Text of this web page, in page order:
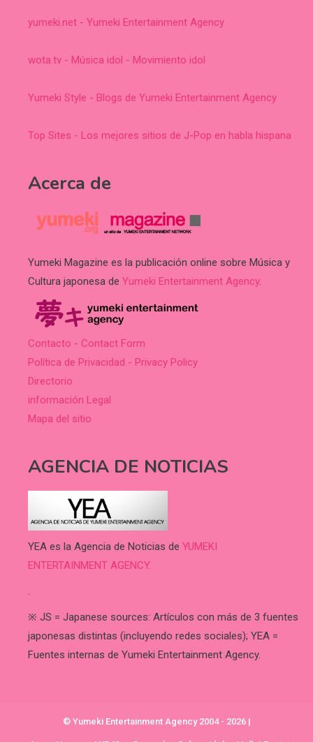
yumeki.net - Yumeki Entertainment Agency
wota.tv - Música idol - Movimiento idol
Yumeki Style - Blogs de Yumeki Entertainment Agency
Top Sites - Los mejores sitios de J-Pop en habla hispana
Acerca de
Yumeki Magazine es la publicación online sobre Música y
Cultura japonesa de Yumeki Entertainment Agency.
Contacto - Contact Form
Política de Privacidad - Privacy Policy
Directorio
información Legal
Mapa del sitio
AGENCIA DE NOTICIAS
YEA es la Agencia de Noticias de YUMEKI
ENTERTAINMENT AGENCY.
.
※ JS = Japanese sources: Artículos con más de 3 fuentes
japonesas distintas (incluyendo redes sociales); YEA =
Fuentes internas de Yumeki Entertainment Agency.
© Yumeki Entertainment Agency 2004 - 2026 |